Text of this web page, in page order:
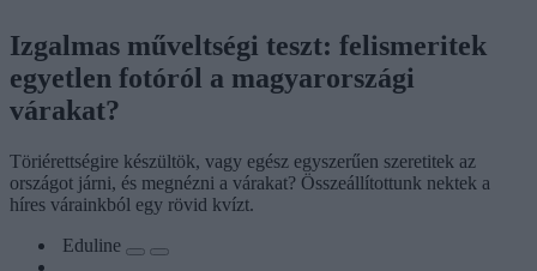
Izgalmas műveltségi teszt: felismeritek
egyetlen fotóról a magyarországi
várakat?
Töriérettségire készültök, vagy egész egyszerűen szeretitek az
országot járni, és megnézni a várakat? Összeállítottunk nektek a
híres várainkból egy rövid kvízt.
Eduline